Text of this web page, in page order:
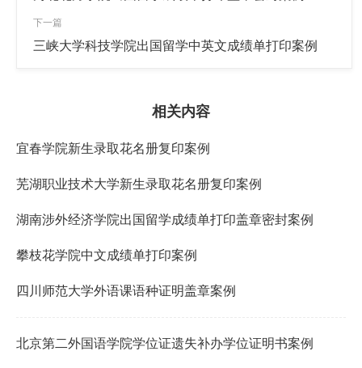
下一篇
三峡大学科技学院出国留学中英文成绩单打印案例
相关内容
宜春学院新生录取花名册复印案例
芜湖职业技术大学新生录取花名册复印案例
湖南涉外经济学院出国留学成绩单打印盖章密封案例
攀枝花学院中文成绩单打印案例
四川师范大学外语课语种证明盖章案例
北京第二外国语学院学位证遗失补办学位证明书案例